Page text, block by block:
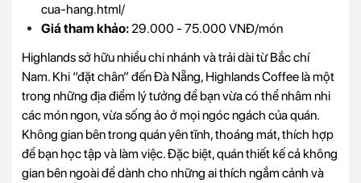
cua-hang.html/
Giá tham khảo: 29.000 - 75.000 VNĐ/món
Highlands sở hữu nhiều chi nhánh và trải dài từ Bắc chí
Nam. Khi “đặt chân” đến Đà Nẵng, Highlands Coffee là một
trong những địa điểm lý tưởng để bạn vừa có thể nhâm nhi
các món ngon, vừa sống ảo ở mọi ngóc ngách của quán.
Không gian bên trong quán yên tĩnh, thoáng mát, thích hợp
để bạn học tập và làm việc. Đặc biệt, quán thiết kế cả không
gian bên ngoài để dành cho những ai thích ngắm cảnh và